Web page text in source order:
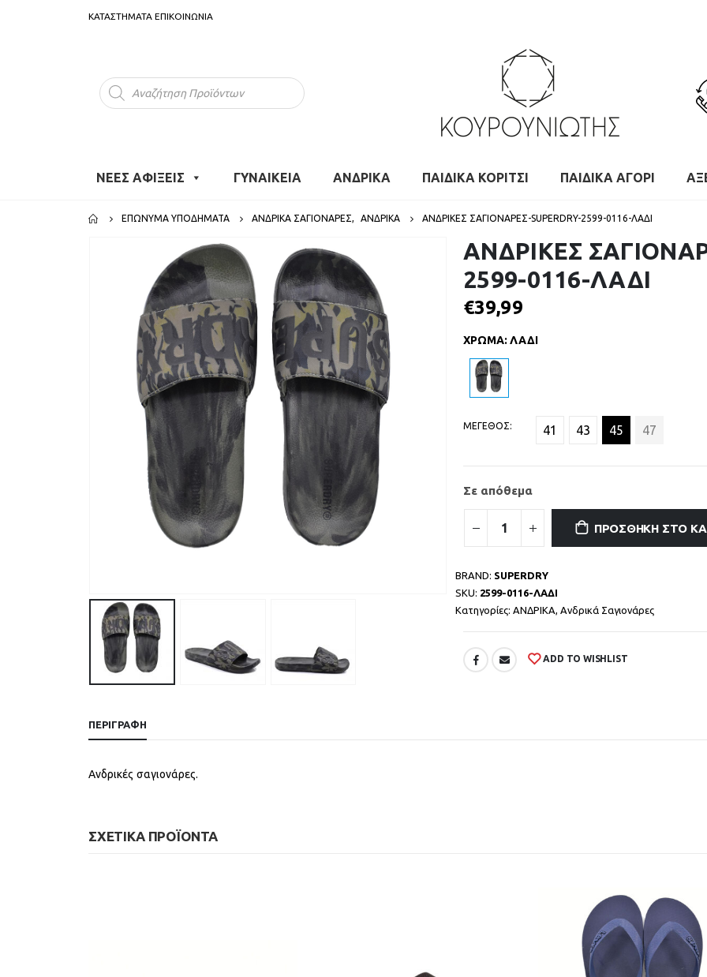
ΚΑΤΑΣΤΗΜΑΤΑ ΕΠΙΚΟΙΝΩΝΙΑ
Products
search
ΝΕΕΣ ΑΦΙΞΕΙΣ ΓΥΝΑΙΚΕΙΑ ΑΝΔΡΙΚΑ ΠΑΙΔΙΚΑ ΚΟΡΙΤΣΙ ΠΑΙΔΙΚΑ ΑΓΟΡΙ
ΕΠΏΝΥΜΑ ΥΠΟΔΉΜΑΤΑ ΑΝΔΡΙΚΆ ΣΑΓΙΟΝΆΡΕΣ, ΑΝΔΡΙΚΑ ΑΝΔΡΙΚΕΣ ΣΑΓΙΟΝΑΡΕΣ-SUPERDRY-2599-0116-ΛΑΔΙ
ΑΝΔΡΙΚΕΣ
2599-0116-ΛΑΔΙ
€39,99
ΧΡΩΜΑ: ΛΑΔΙ
ΜΕΓΕΘΟΣ 41 43 45 47
Σε απόθεμα
ΠΡΟΣΘΉΚΗ ΣΤΟ
BRAND: SUPERDRY
SKU: 2599-0116-ΛΑΔΙ
Κατηγορίες: ΑΝΔΡΙΚΑ, Ανδρικά Σαγιονάρες
ADD TO WISHLIST
ΠΕΡΙΓΡΑΦΉ
Ανδρικές σαγιονάρες.
ΣΧΕΤΙΚΆ ΠΡΟΪΌΝΤΑ